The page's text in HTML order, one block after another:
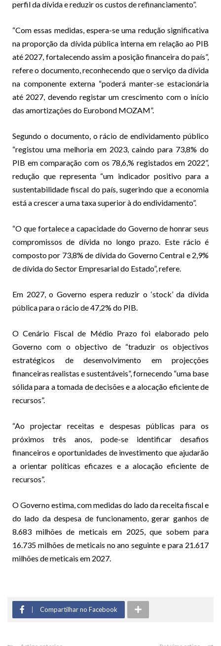
perfil da dívida e reduzir os custos de refinanciamento”.
“Com essas medidas, espera-se uma redução significativa
na proporção da dívida pública interna em relação ao PIB
até 2027, fortalecendo assim a posição financeira do país”,
refere o documento, reconhecendo que o serviço da dívida
na componente externa “poderá manter-se estacionária
até 2027, devendo registar um crescimento com o início
das amortizações do Eurobond MOZAM”.
Segundo o documento, o rácio de endividamento público
“registou uma melhoria em 2023, caindo para 73,8% do
PIB em comparação com os 78,6,% registados em 2022”,
redução que representa “um indicador positivo para a
sustentabilidade fiscal do país, sugerindo que a economia
está a crescer a uma taxa superior à do endividamento”.
“O que fortalece a capacidade do Governo de honrar seus
compromissos de dívida no longo prazo. Este rácio é
composto por 73,8% de dívida do Governo Central e 2,9%
de dívida do Sector Empresarial do Estado”, refere.
Em 2027, o Governo espera reduzir o ‘stock’ da dívida
pública para o rácio de 47,2% do PIB.
O Cenário Fiscal de Médio Prazo foi elaborado pelo
Governo com o objectivo de “traduzir os objectivos
estratégicos de desenvolvimento em projecções
financeiras realistas e sustentáveis”, fornecendo “uma base
sólida para a tomada de decisões e a alocação eficiente de
recursos”.
“Ao projectar receitas e despesas públicas para os
próximos três anos, pode-se identificar desafios
financeiros e oportunidades de investimento que ajudarão
a orientar políticas eficazes e a alocação eficiente de
recursos”.
O Governo estima, com medidas do lado da receita fiscal e
do lado da despesa de funcionamento, gerar ganhos de
8.683 milhões de meticais em 2025, que sobem para
16.735 milhões de meticais no ano seguinte e para 21.617
milhões de meticais em 2027.
Compartilhar no Facebook